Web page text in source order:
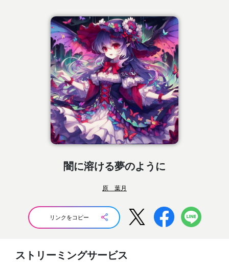
闇に溶ける夢のように
原 葉月
リンクをコピー
ストリーミングサービス